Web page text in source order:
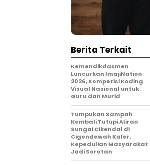
Berita Terkait
Kemendikdasmen
Luncurkan ImajiNation
2026, Kompetisi Koding
Visual Nasional untuk
Guru dan Murid
Tumpukan Sampah
Kembali Tutupi Aliran
Sungai Cikendal di
Cigondewah Kaler,
Kepedulian Masyarakat
Jadi Sorotan